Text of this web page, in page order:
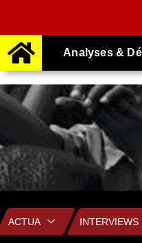
Analyses &
ACTUA INTERVIEWS